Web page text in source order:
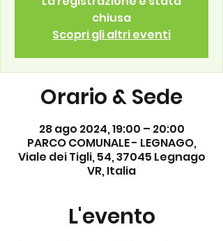
chiusa
Scopri gli altri eventi
Orario & Sede
28 ago 2024, 19:00 – 20:00
PARCO COMUNALE - LEGNAGO,
Viale dei Tigli, 54, 37045 Legnago
VR, Italia
L'evento